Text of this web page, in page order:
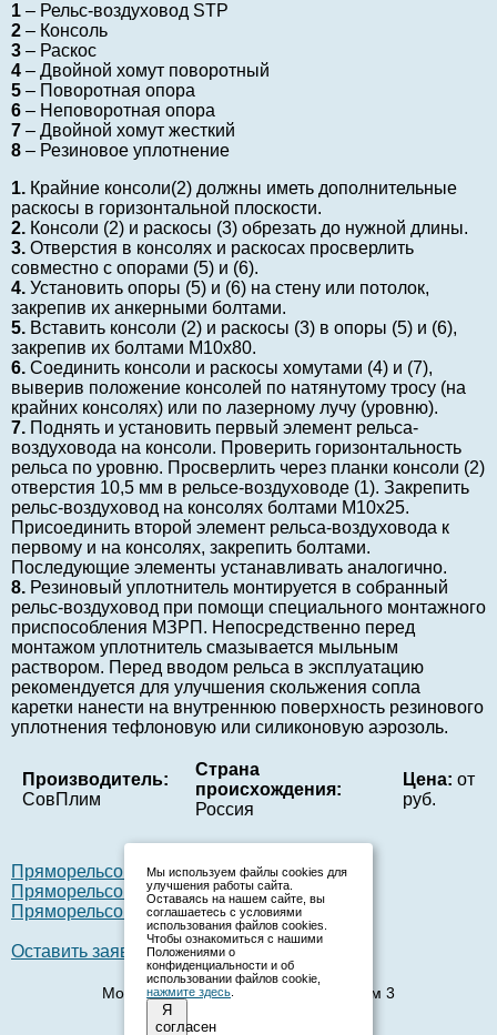
1 – Рельс-воздуховод STP
2 – Консоль
3 – Раскос
4 – Двойной хомут поворотный
5 – Поворотная опора
6 – Неповоротная опора
7 – Двойной хомут жесткий
8 – Резиновое уплотнение
1. Крайние консоли(2) должны иметь дополнительные
раскосы в горизонтальной плоскости.
2. Консоли (2) и раскосы (3) обрезать до нужной длины.
3. Отверстия в консолях и раскосах просверлить
совместно с опорами (5) и (6).
4. Установить опоры (5) и (6) на стену или потолок,
закрепив их анкерными болтами.
5. Вставить консоли (2) и раскосы (3) в опоры (5) и (6),
закрепив их болтами М10х80.
6. Соединить консоли и раскосы хомутами (4) и (7),
выверив положение консолей по натянутому тросу (на
крайних консолях) или по лазерному лучу (уровню).
7. Поднять и установить первый элемент рельса-
воздуховода на консоли. Проверить горизонтальность
рельса по уровню. Просверлить через планки консоли (2)
отверстия 10,5 мм в рельсе-воздуховоде (1). Закрепить
рельс-воздуховод на консолях болтами М10х25.
Присоединить второй элемент рельса-воздуховода к
первому и на консолях, закрепить болтами.
Последующие элементы устанавливать аналогично.
8. Резиновый уплотнитель монтируется в собранный
рельс-воздуховод при помощи специального монтажного
приспособления МЗРП. Непосредственно перед
монтажом уплотнитель смазывается мыльным
раствором. Перед вводом рельса в эксплуатацию
рекомендуется для улучшения скольжения сопла
каретки нанести на внутреннюю поверхность резинового
уплотнения тефлоновую или силиконовую аэрозоль.
Производитель:
СовПлим
Страна
происхождения:
Россия
Цена: от
руб.
Пряморельсовая вытяжная система STP
Пряморельсовая вытяжная система STP_1
Пряморельсовая вытяжная система STP_2
Оставить заявку
Москва, 1-й Институтский проезд, дом 3
Телефон:
E-mail:zakaz.vensnab@yandex.ru
Мы используем файлы cookies для
улучшения работы сайта.
Оставаясь на нашем сайте, вы
соглашаетесь с условиями
использования файлов cookies.
Чтобы ознакомиться с нашими
Положениями о
конфиденциальности и об
использовании файлов cookie,
нажмите здесь
Я
согласен